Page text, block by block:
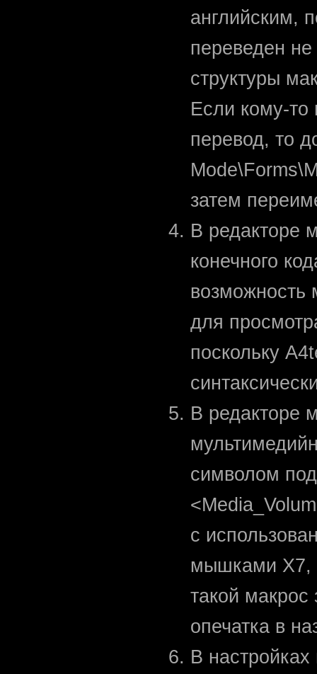
английским,
переведен
структуры
Если кому-то
перевод, то
затем
В редакторе
конечного
возможность
для
поскольку
В редакторе
символом
с
мышками X7,
такой макрос
опечатка в
В